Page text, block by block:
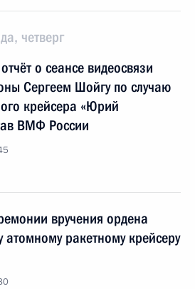
четверг
о сеансе видеосвязи
Сергеем Шойгу по случаю
крейсера «Юрий
ВМФ России
вручения ордена
ракетному крейсеру